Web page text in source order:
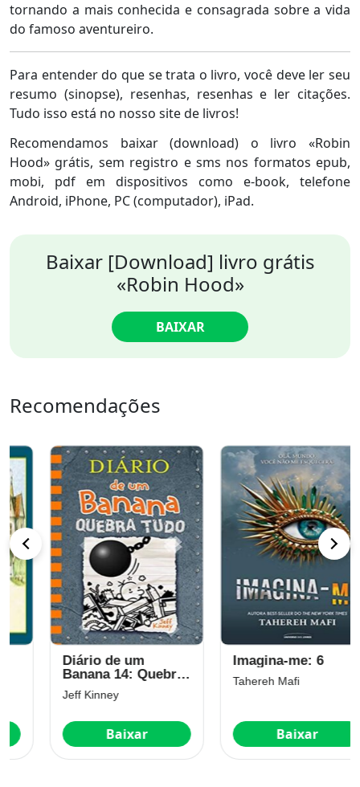
tornando a mais conhecida e consagrada sobre a vida
do famoso aventureiro.
Para entender do que se trata o livro, você deve ler seu
resumo (sinopse), resenhas, resenhas e ler citações.
Tudo isso está no nosso site de livros!
Recomendamos baixar (download) o livro «Robin
Hood» grátis, sem registro e sms nos formatos epub,
mobi, pdf em dispositivos como e-book, telefone
Android, iPhone, PC (computador), iPad.
Baixar [Download] livro grátis
«Robin Hood»
BAIXAR
Recomendações
Diário de um
Banana 14: Quebra
Jeff Kinney
Baixar
Imagina-me: 6
Tahereh Mafi
Baixar